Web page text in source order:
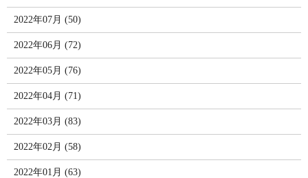
2022年07月 (50)
2022年06月 (72)
2022年05月 (76)
2022年04月 (71)
2022年03月 (83)
2022年02月 (58)
2022年01月 (63)